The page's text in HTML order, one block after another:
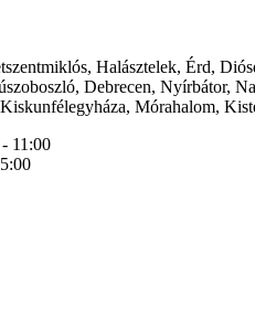
Halásztelek, Érd,
Debrecen, Nyírbátor,
Mórahalom,
11:00